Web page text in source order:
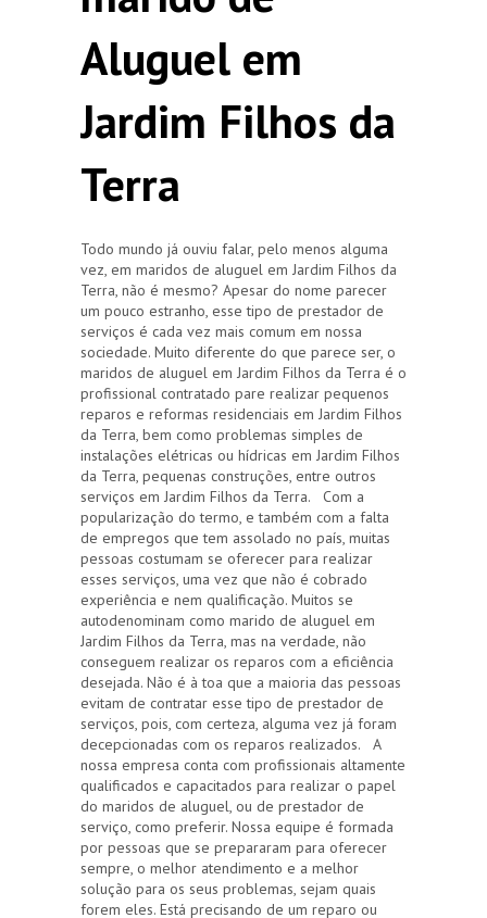
Aluguel em
Jardim Filhos da
Terra
Todo mundo já ouviu falar, pelo menos alguma
vez, em maridos de aluguel em Jardim Filhos da
Terra, não é mesmo? Apesar do nome parecer
um pouco estranho, esse tipo de prestador de
serviços é cada vez mais comum em nossa
sociedade. Muito diferente do que parece ser, o
maridos de aluguel em Jardim Filhos da Terra é o
profissional contratado pare realizar pequenos
reparos e reformas residenciais em Jardim Filhos
da Terra, bem como problemas simples de
instalações elétricas ou hídricas em Jardim Filhos
da Terra, pequenas construções, entre outros
serviços em Jardim Filhos da Terra. Com a
popularização do termo, e também com a falta
de empregos que tem assolado no país, muitas
pessoas costumam se oferecer para realizar
esses serviços, uma vez que não é cobrado
experiência e nem qualificação. Muitos se
autodenominam como marido de aluguel em
Jardim Filhos da Terra, mas na verdade, não
conseguem realizar os reparos com a eficiência
desejada. Não é à toa que a maioria das pessoas
evitam de contratar esse tipo de prestador de
serviços, pois, com certeza, alguma vez já foram
decepcionadas com os reparos realizados. A
nossa empresa conta com profissionais altamente
qualificados e capacitados para realizar o papel
do maridos de aluguel, ou de prestador de
serviço, como preferir. Nossa equipe é formada
por pessoas que se prepararam para oferecer
sempre, o melhor atendimento e a melhor
solução para os seus problemas, sejam quais
forem eles. Está precisando de um reparo ou